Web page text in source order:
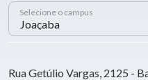
Selecione o campus
Rua Getúlio Vargas, 2125 -